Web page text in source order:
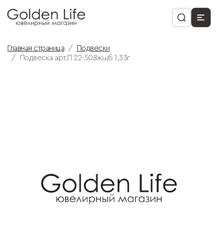
Главная страница
Подвески
Подвеска арт.П 22-508жшб 1,33г